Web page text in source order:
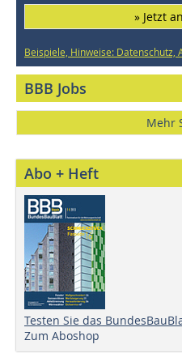
» Jetzt
Beispiele, Hinweise: Datenschutz,
BBB Jobs
Mehr
Abo + Heft
Testen Sie das
Zum Aboshop